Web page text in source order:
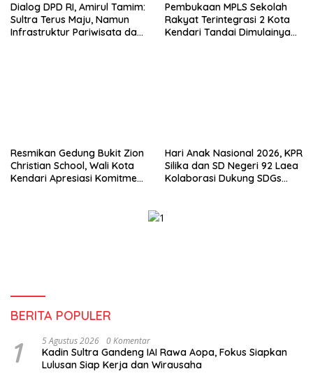
Dialog DPD RI, Amirul Tamim:
Sultra Terus Maju, Namun
Infrastruktur Pariwisata dan
Pembukaan MPLS Sekolah
Rakyat Terintegrasi 2 Kota
Kendari Tandai Dimulainya
Resmikan Gedung Bukit Zion
Christian School, Wali Kota
Kendari Apresiasi Komitmen
Hari Anak Nasional 2026, KPR
Silika dan SD Negeri 92 Laea
Kolaborasi Dukung SDGs
BERITA POPULER
1 5 Agustus 2026 0 Komentar
Kadin Sultra Gandeng IAI Rawa Aopa, Fokus Siapkan
Lulusan Siap Kerja dan Wirausaha